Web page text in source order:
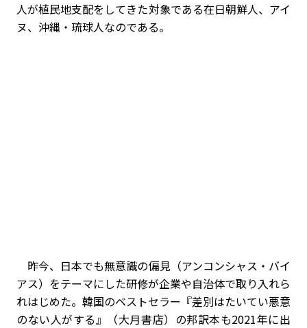
人が植民地支配をしてきた対象である在日朝鮮人、アイ
ヌ、沖縄・琉球人なのである。
昨今、日本でも無意識の偏見（アンコンシャス・バイ
アス）をテーマにした研修が企業や自治体で取り入れら
れはじめた。韓国のベストセラー『差別はたいてい悪意
のない人がする』（大月書店）の邦訳本も2021年に出